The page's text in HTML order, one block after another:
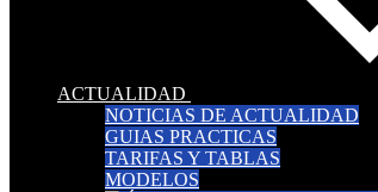
ACTUALIDAD
NOTICIAS DE ACTUALIDAD
GUIAS PRACTICAS
TARIFAS Y TABLAS
MODELOS